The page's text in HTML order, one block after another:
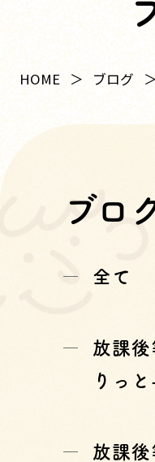
HOME ブログ
ブロ
全て
放課後
りっ
放課後